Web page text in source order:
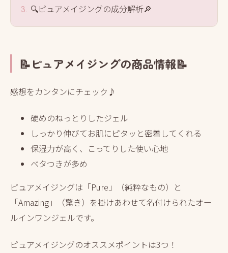
🔍ピュアメイジングの成分解析🔎
📝ピュアメイジングの商品情報📝
感想をカンタンにチェック♪
硬めのねっとりしたジェル
しっかり伸びてお肌にピタッと密着してくれる
保湿力が高く、こってりした使い心地
ベタつきが多め
ピュアメイジングは「Pure」（純粋なもの）と
「Amazing」（驚き）を掛けあわせて名付けられたオー
ルインワンジェルです。
ピュアメイジングのオススメポイントは3つ！